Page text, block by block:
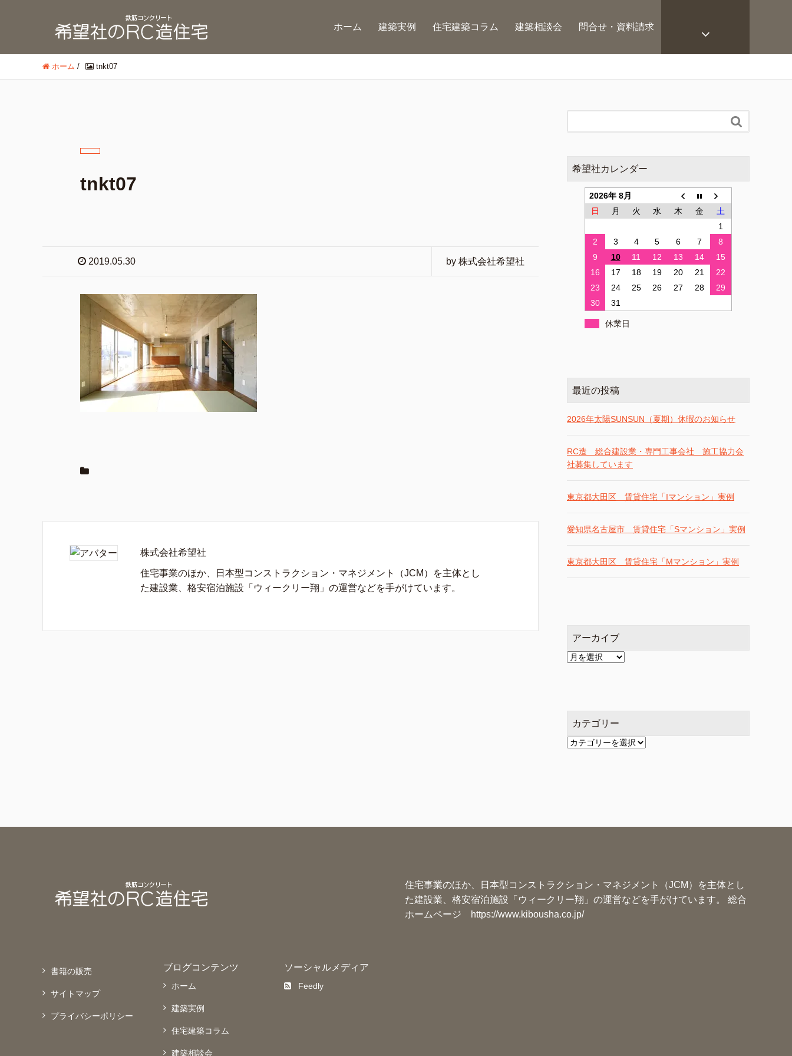
ホーム 建築実例 住宅建築コラム 建築相談会 問合せ・資料請求
ホーム / tnkt07
tnkt07
2019.05.30 by 株式会社希望社
株式会社希望社
住宅事業のほか、日本型コンストラクション・マネジメント（JCM）を主体とし
た建設業、格安宿泊施設「ウィークリー翔」の運営などを手がけています。

希望社カレンダー
2026年 8月
日
月 火 水 木 金
土
1
2
3 4 5 6 7
8
9
10 11 12 13 14
15
16
17 18 19 20 21
22
23
24 25 26 27 28
29
30
31
休業日
最近の投稿
2026年太陽SUNSUN（夏期）休暇のお知らせ
RC造 総合建設業・専門工事会社 施工協力会
社募集しています
東京都大田区 賃貸住宅「Iマンション」実例
愛知県名古屋市 賃貸住宅「Sマンション」実例
東京都大田区 賃貸住宅「Mマンション」実例
アーカイブ
ア
カテゴリー
カ
住宅事業のほか、日本型コンストラクション・マネジメント（JCM）を主体とし
た建設業、格安宿泊施設「ウィークリー翔」の運営などを手がけています。 総合
ホームページ
https://www.kibousha.co.jp/
書籍の販売
サイトマップ
プライバシーポリシー
ブログコンテンツ
ホーム
建築実例
住宅建築コラム
建築相談会
ソーシャルメディア
Feedly